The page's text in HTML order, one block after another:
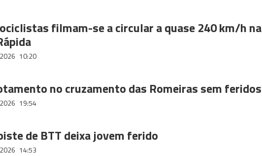
filmam-se a circular a quase 240 km/h na
10:20
no cruzamento das Romeiras sem feridos
19:54
de BTT deixa jovem ferido
14:53